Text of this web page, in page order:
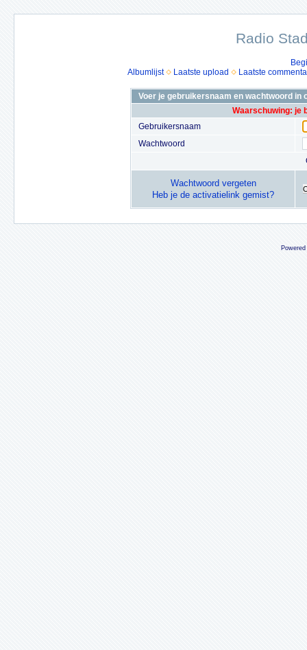
Radio
Albumlijst
Laatste upload Laatste
Voer je gebruikersnaam en wachtwoord in
Waarschuwing: je
Gebruikersnaam
Wachtwoord
Wachtwoord vergeten
Heb je de activatielink gemist?